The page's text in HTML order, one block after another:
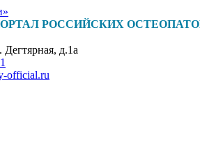
РОССИЙСКИХ
Дегтярная, д.1а
official.ru